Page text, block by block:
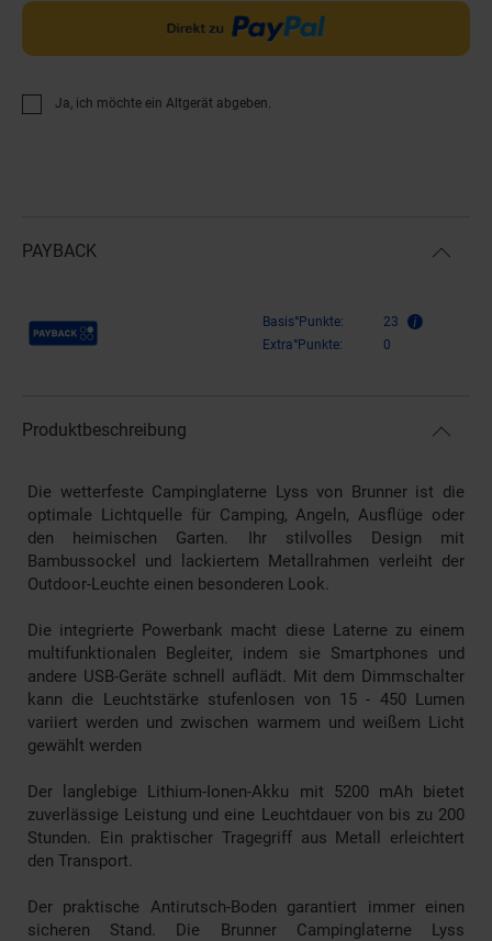
Ja, ich möchte ein Altgerät abgeben.
PAYBACK
Payback Punkte Basis°Punkte:
23
Extra°Punkte:
0
Produktbeschreibung
Die wetterfeste Campinglaterne Lyss von Brunner ist die
optimale Lichtquelle für Camping, Angeln, Ausflüge oder
den heimischen Garten. Ihr stilvolles Design mit
Bambussockel und lackiertem Metallrahmen verleiht der
Outdoor-Leuchte einen besonderen Look.
Die integrierte Powerbank macht diese Laterne zu einem
multifunktionalen Begleiter, indem sie Smartphones und
andere USB-Geräte schnell auflädt. Mit dem Dimmschalter
kann die Leuchtstärke stufenlosen von 15 - 450 Lumen
variiert werden und zwischen warmem und weißem Licht
gewählt werden
Der langlebige Lithium-Ionen-Akku mit 5200 mAh bietet
zuverlässige Leistung und eine Leuchtdauer von bis zu 200
Stunden. Ein praktischer Tragegriff aus Metall erleichtert
den Transport.
Der praktische Antirutsch-Boden garantiert immer einen
sicheren Stand. Die Brunner Campinglaterne Lyss